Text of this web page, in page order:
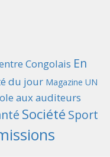
Congolais En
du jour Magazine UN
aux auditeurs
Société Sport